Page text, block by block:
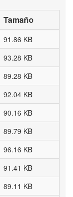
Tamaño
91.86 KB
93.28 KB
89.28 KB
92.04 KB
90.16 KB
89.79 KB
96.16 KB
91.41 KB
89.11 KB